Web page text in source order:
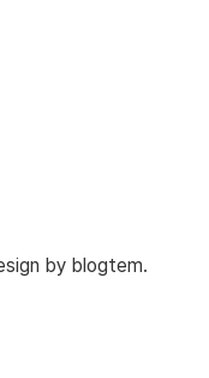
by blogtem.